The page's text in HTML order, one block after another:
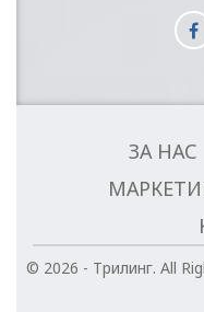
ЗА НАС
© 2026 - Трилинг. All